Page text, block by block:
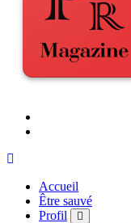
Accueil
Être sauvé
Profil